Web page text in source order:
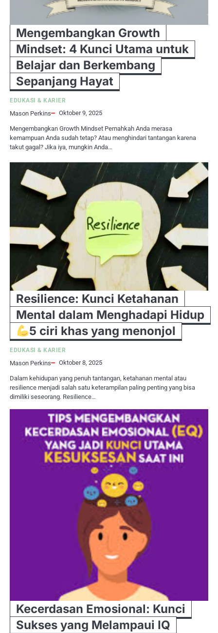
Mengembangkan Growth
Mindset: 4 Kunci Utama untuk
Belajar dan Berkembang
Sepanjang Hayat
EDUKASI & KARIER
Mason Perkins Oktober 9, 2025
Mengembangkan Growth Mindset Pernahkah Anda merasa
kemampuan Anda sudah tetap? Atau menghindari tantangan karena
takut gagal? Jika iya, mungkin Anda…
Resilience: Kunci Ketahanan
Mental dalam Menghadapi Hidup
5 ciri khas yang menonjol
EDUKASI & KARIER
Mason Perkins Oktober 8, 2025
Dalam kehidupan yang penuh tantangan, ketahanan mental atau
resilience menjadi salah satu keterampilan paling penting yang bisa
dimiliki seseorang. Resilience…
Kecerdasan Emosional: Kunci
Sukses yang Melampaui IQ